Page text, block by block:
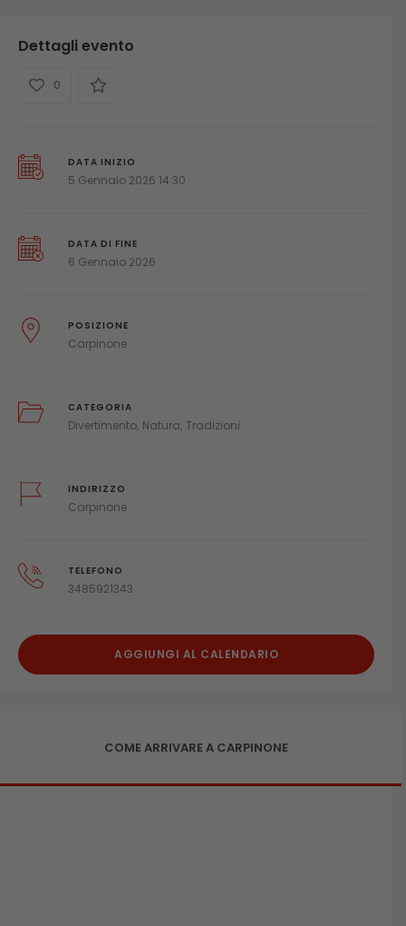
Dettagli evento
0
DATA INIZIO
5 Gennaio 2026 14:30
DATA DI FINE
6 Gennaio 2026
POSIZIONE
Carpinone
CATEGORIA
Divertimento Natura Tradizioni
INDIRIZZO
Carpinone
TELEFONO
3485921343
AGGIUNGI AL CALENDARIO
COME ARRIVARE A CARPINONE